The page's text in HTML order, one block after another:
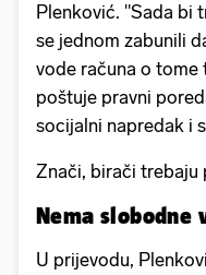
Plenković. "Sada bi
se jednom zabunili
vode računa o
poštuje pravni
socijalni napredak i
Znači, birači trebaju
Nema slobodne
U prijevodu,